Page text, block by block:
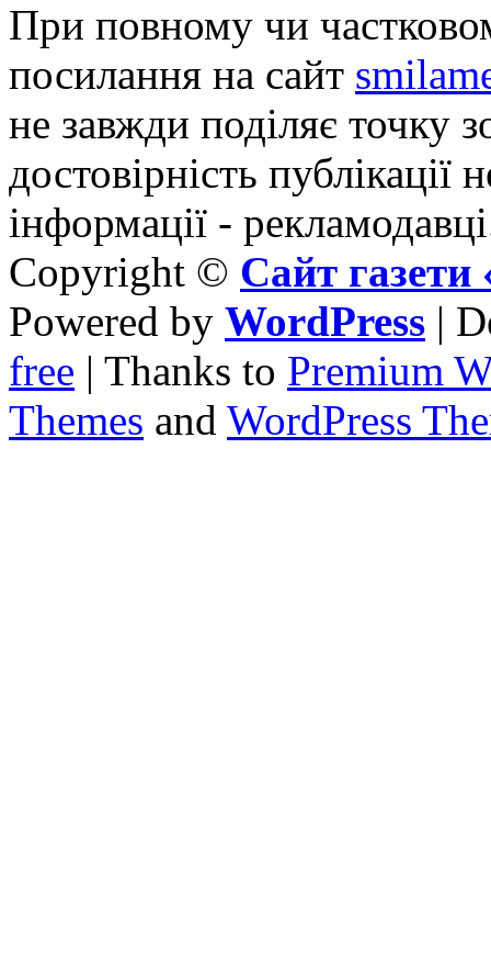
При повному чи
посилання на сайт
не завжди поділяє точку
достовірність публікації
інформації -
Copyright © Сайт
Powered by WordPress |
free | Thanks to Premium
Themes and WordPress